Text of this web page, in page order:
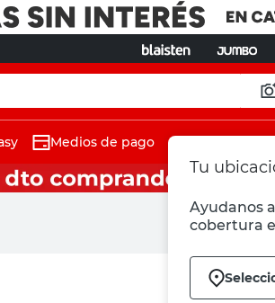
Tu
Ayudanos
cobertura
Medios de pago